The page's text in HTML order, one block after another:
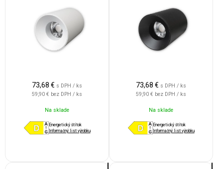
73,68 € s DPH / ks
59,90 € bez DPH / ks
Na sklade
Energetický štítok
Informačný list výrobku
73,68 € s DPH / ks
59,90 € bez DPH / ks
Na sklade
Energetický štítok
Informačný list výrobku